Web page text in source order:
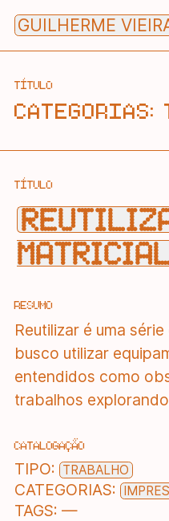
Skip
GUILHERME
TÍTULO
CATEGORIAS:
TÍTULO
MATRICIAL
RESUMO
Reutilizar é uma
busco utilizar
entendidos como
trabalhos
CATALOGAÇÃO
TIPO: TRABALHO
CATEGORIAS:
TAGS: —